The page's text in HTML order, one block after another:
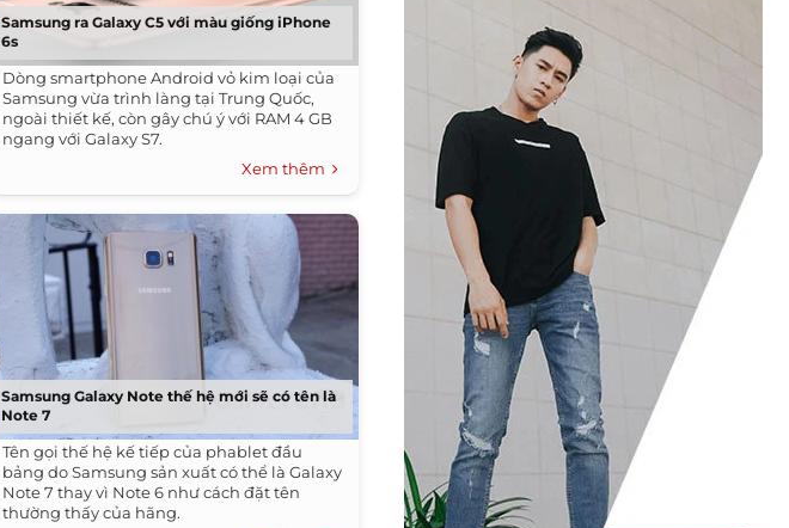
Samsung ra Galaxy C5 với màu giống iPhone
6s
Dòng smartphone Android vỏ kim loại của
Samsung vừa trình làng tại Trung Quốc,
ngoài thiết kế, còn gây chú ý với RAM 4 GB
ngang với Galaxy S7.
Xem thêm
Samsung Galaxy Note thế hệ mới sẽ có tên là
Note 7
Tên gọi thế hệ kế tiếp của phablet đầu
bảng do Samsung sản xuất có thể là Galaxy
Note 7 thay vì Note 6 như cách đặt tên
thường thấy của hãng.